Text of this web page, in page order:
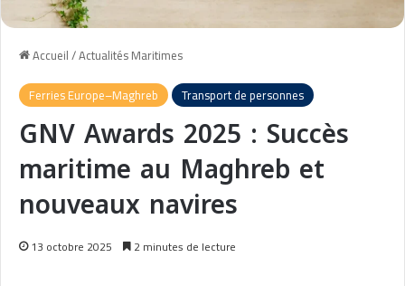
Accueil/Actualités Maritimes
Ferries Europe–Maghreb
Transport de personnes
GNV Awards 2025 : Succès
maritime au Maghreb et
nouveaux navires
13 octobre 2025 2 minutes de lecture